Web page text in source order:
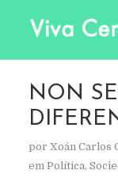
NON
por Xoán Carlos
em Política,